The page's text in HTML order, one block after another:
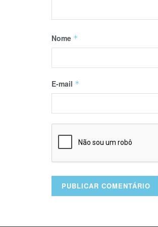
Nome *
E-mail *